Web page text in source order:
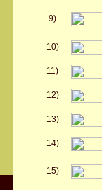
9)
10)
11)
12)
13)
14)
15)